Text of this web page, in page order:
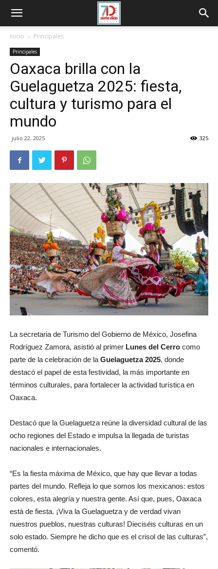
Inicio Principales
Principales
Oaxaca brilla con la
Guelaguetza 2025: fiesta,
cultura y turismo para el
mundo
julio 22, 2025 325
La secretaria de Turismo del Gobierno de México, Josefina
Rodríguez Zamora, asistió al primer Lunes del Cerro como
parte de la celebración de la Guelaguetza 2025, donde
destacó el papel de esta festividad, la más importante en
términos culturales, para fortalecer la actividad turística en
Oaxaca.
Destacó que la Guelaguetza reúne la diversidad cultural de las
ocho regiones del Estado e impulsa la llegada de turistas
nacionales e internacionales.
“Es la fiesta máxima de México, que hay que llevar a todas
partes del mundo. Refleja lo que somos los mexicanos: estos
colores, esta alegría y nuestra gente. Así que, pues, Oaxaca
está de fiesta. ¡Viva la Guelaguetza y de verdad vivan
nuestros pueblos, nuestras culturas! Dieciséis culturas en un
solo estado. Siempre he dicho que es el crisol de las culturas”,
comentó.